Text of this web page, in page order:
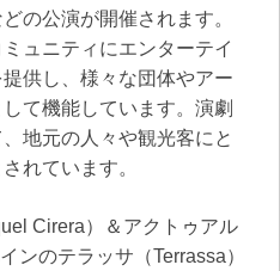
の公演が開催されます。
ュニティにエンターテイ
供し、様々な団体やアー
て機能しています。演劇
地元の人々や観光客にと
れています。
Cirera）＆アクトゥアル
ンのテラッサ（Terrassa）